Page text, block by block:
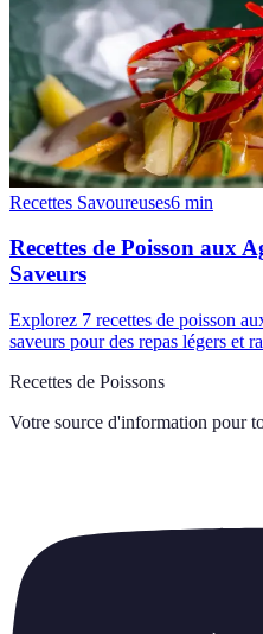
Recettes Savoureuses6 min
Recettes de Poisson aux
Saveurs
Explorez 7 recettes de poisson
saveurs pour des repas légers et
Recettes de Poissons
Votre source d'information pour